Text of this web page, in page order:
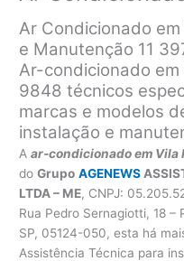
Ar Condicionado
e Manutenção 11
Ar-condicionado
9848 técnicos
marcas e modelos
instalação e
Aar-condicionado em Vila
doGrupo AGENEWS
LTDA – ME, CNPJ:
Rua Pedro Sernagiotti, 18 –
SP, 05124-050, esta há
Assistência Técnica para